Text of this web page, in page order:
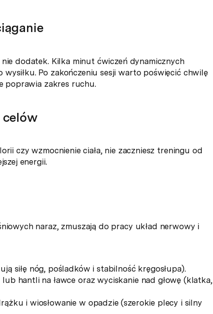
dodatek. Kilka minut ćwiczeń dynamicznych
Po zakończeniu sesji warto poświęcić chwilę
poprawia zakres ruchu.
celów
czy wzmocnienie ciała, nie zaczniesz treningu od
energii.
naraz, zmuszają do pracy układ nerwowy i
siłę nóg, pośladków i stabilność kręgosłupa).
hantli na ławce oraz wyciskanie nad głowę (klatka,
i wiosłowanie w opadzie (szerokie plecy i silny